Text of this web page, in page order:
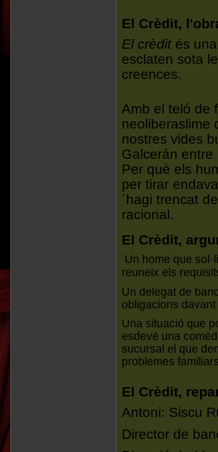
El Crèdit,
El crèdit és
esclaten sota
creences.
Amb el teló de
neoliberaslime
nostres vides
Galcerán
Per què els
per tirar
´hagi trencat
racional.
El Crèdit,
Un home que
reuneix els
Un delegat de
obligacions
Una situació que
esdevé una
sucursal el que
problemes
El Crèdit,
Antoni: Siscu
Director de